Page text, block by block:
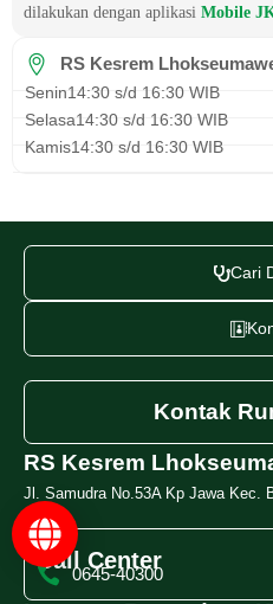
dilakukan dengan aplikasi Mobile
RS Kesrem
Senin14:30 s/d 16:30 WIB
Selasa14:30 s/d 16:30 WIB
Kamis14:30 s/d 16:30 WIB
Cari
Kontak
RS Kesrem
Jl. Samudra No.53A Kp Jawa Kec.
Call Center
0645-40300